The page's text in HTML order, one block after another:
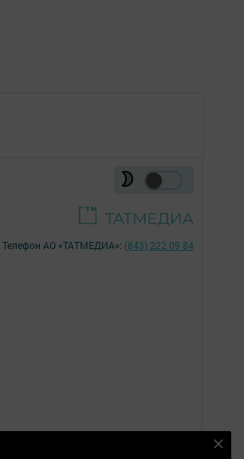
Телефон АО «ТАТМЕДИА»: (843) 222 09 84